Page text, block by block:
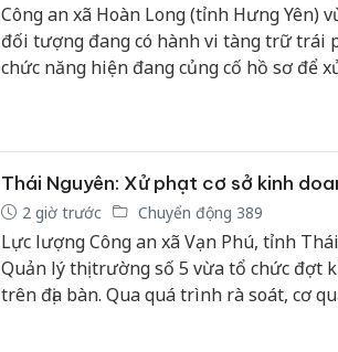
Công an xã Hoàn Long (tỉnh Hưng Yên)
đối tượng đang có hành vi tàng trữ trái
chức năng hiện đang củng cố hồ sơ để
Thái Nguyên: Xử phạt cơ sở kinh
2 giờ trước Chuyển động 389
Lực lượng Công an xã Vạn Phú, tỉnh
Quản lý thị trường số 5 vừa tổ chức đợt
trên địa bàn. Qua quá trình rà soát, cơ